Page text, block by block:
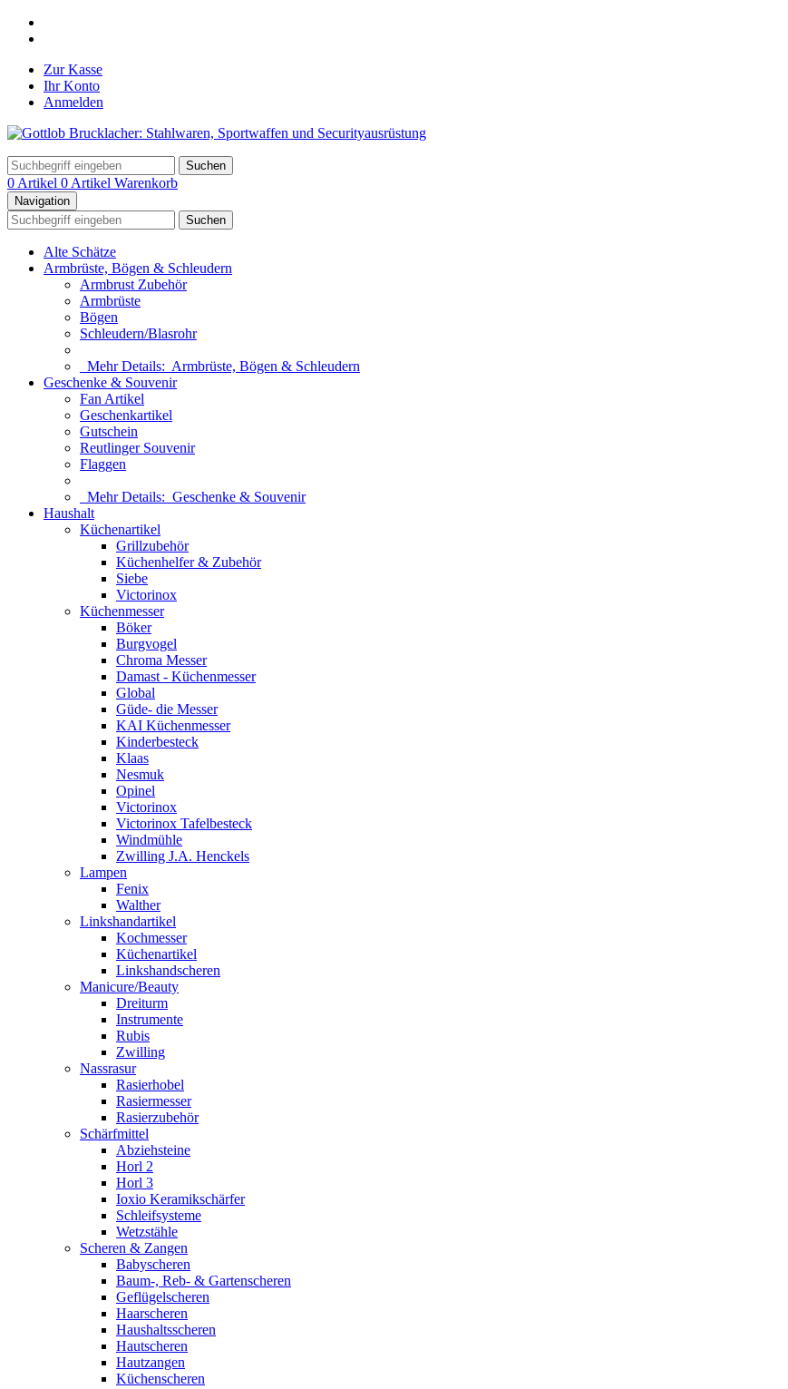
Zur Kasse
Ihr Konto
Anmelden
Suchen
0 Artikel 0 Artikel Warenkorb
Navigation
Suchen
Alte Schätze
Armbrüste, Bögen & Schleudern
Armbrust Zubehör
Armbrüste
Bögen
Schleudern/Blasrohr
Mehr Details: Armbrüste, Bögen & Schleudern
Geschenke & Souvenir
Fan Artikel
Geschenkartikel
Gutschein
Reutlinger Souvenir
Flaggen
Mehr Details: Geschenke & Souvenir
Haushalt
Küchenartikel
Grillzubehör
Küchenhelfer & Zubehör
Siebe
Victorinox
Küchenmesser
Böker
Burgvogel
Chroma Messer
Damast - Küchenmesser
Global
Güde- die Messer
KAI Küchenmesser
Kinderbesteck
Klaas
Nesmuk
Opinel
Victorinox
Victorinox Tafelbesteck
Windmühle
Zwilling J.A. Henckels
Lampen
Fenix
Walther
Linkshandartikel
Kochmesser
Küchenartikel
Linkshandscheren
Manicure/Beauty
Dreiturm
Instrumente
Rubis
Zwilling
Nassrasur
Rasierhobel
Rasiermesser
Rasierzubehör
Schärfmittel
Abziehsteine
Horl 2
Horl 3
Ioxio Keramikschärfer
Schleifsysteme
Wetzstähle
Scheren & Zangen
Babyscheren
Baum-, Reb- & Gartenscheren
Geflügelscheren
Haarscheren
Haushaltsscheren
Hautscheren
Hautzangen
Küchenscheren